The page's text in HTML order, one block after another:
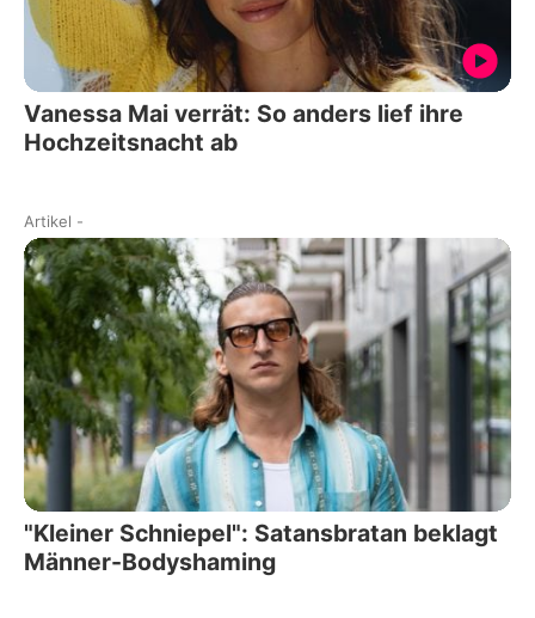
Vanessa Mai verrät: So anders lief ihre
Hochzeitsnacht ab
Artikel -
"Kleiner Schniepel": Satansbratan beklagt
Männer-Bodyshaming